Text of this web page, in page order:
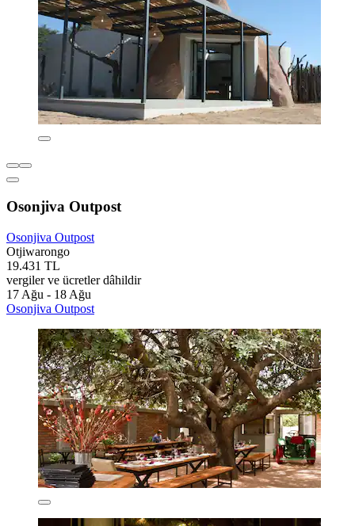
Osonjiva Outpost
Osonjiva Outpost
Otjiwarongo
19.431 TL
vergiler ve ücretler dâhildir
17 Ağu - 18 Ağu
Osonjiva Outpost